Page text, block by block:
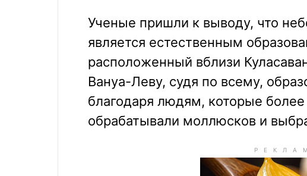
Ученые пришли к выводу, что
является естественным
расположенный вблизи
Вануа-Леву, судя по всему,
благодаря людям, которые более
обрабатывали моллюсков и